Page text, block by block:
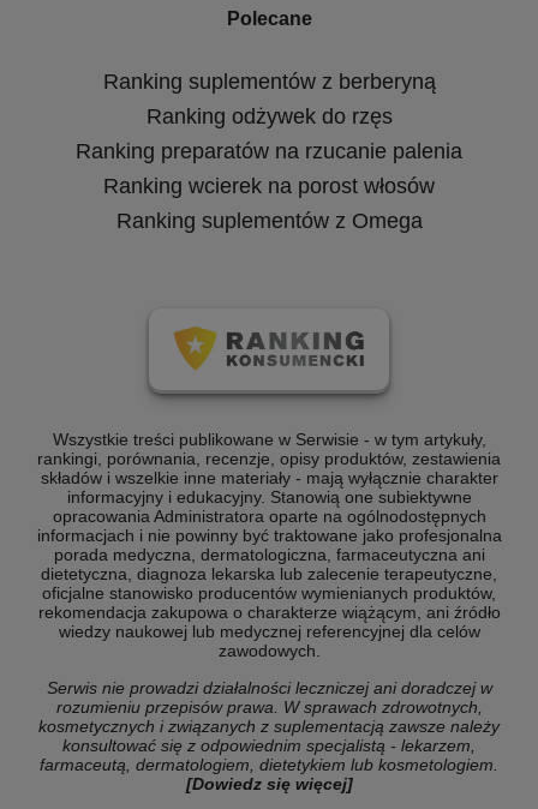
Polecane
Ranking suplementów z berberyną
Ranking odżywek do rzęs
Ranking preparatów na rzucanie palenia
Ranking wcierek na porost włosów
Ranking suplementów z Omega
Wszystkie treści publikowane w Serwisie - w tym artykuły,
rankingi, porównania, recenzje, opisy produktów, zestawienia
składów i wszelkie inne materiały - mają wyłącznie charakter
informacyjny i edukacyjny. Stanowią one subiektywne
opracowania Administratora oparte na ogólnodostępnych
informacjach i nie powinny być traktowane jako profesjonalna
porada medyczna, dermatologiczna, farmaceutyczna ani
dietetyczna, diagnoza lekarska lub zalecenie terapeutyczne,
oficjalne stanowisko producentów wymienianych produktów,
rekomendacja zakupowa o charakterze wiążącym, ani źródło
wiedzy naukowej lub medycznej referencyjnej dla celów
zawodowych.
Serwis nie prowadzi działalności leczniczej ani doradczej w
rozumieniu przepisów prawa. W sprawach zdrowotnych,
kosmetycznych i związanych z suplementacją zawsze należy
konsultować się z odpowiednim specjalistą - lekarzem,
farmaceutą, dermatologiem, dietetykiem lub kosmetologiem.
[Dowiedz się więcej]